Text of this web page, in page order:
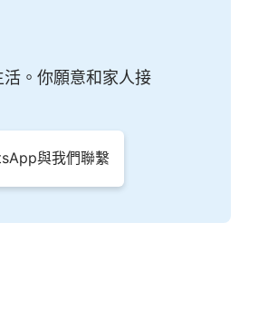
。你願意和家人接
與我們聯繫